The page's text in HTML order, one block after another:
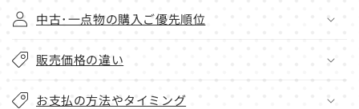
中古･一点物の購入ご優先順位
販売価格の違い
お支払の方法やタイミング